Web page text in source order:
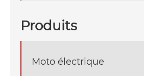
Produits
Moto électrique